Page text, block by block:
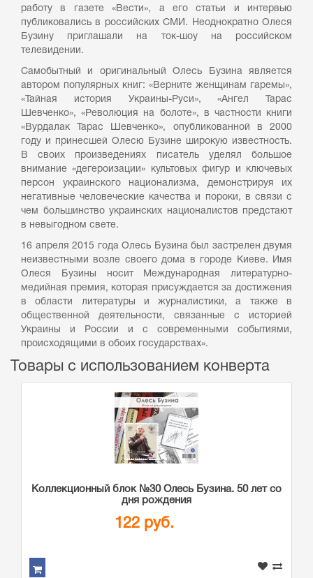
работу в газете «Вести», а его статьи и интервью
публиковались в российских СМИ. Неоднократно Олеся
Бузину приглашали на ток-шоу на российском
телевидении.
Самобытный и оригинальный Олесь Бузина является
автором популярных книг: «Верните женщинам гаремы»,
«Тайная история Украины-Руси», «Ангел Тарас
Шевченко», «Революция на болоте», в частности книги
«Вурдалак Тарас Шевченко», опубликованной в 2000
году и принесшей Олесю Бузине широкую известность.
В своих произведениях писатель уделял большое
внимание «дегероизации» культовых фигур и ключевых
персон украинского национализма, демонстрируя их
негативные человеческие качества и пороки, в связи с
чем большинство украинских националистов предстают
в невыгодном свете.
16 апреля 2015 года Олесь Бузина был застрелен двумя
неизвестными возле своего дома в городе Киеве. Имя
Олеся Бузины носит Международная литературно-
медийная премия, которая присуждается за достижения
в области литературы и журналистики, а также в
общественной деятельности, связанные с историей
Украины и России и с современными событиями,
происходящими в обоих государствах».
Товары с использованием конверта
Коллекционный блок №30 Олесь Бузина. 50 лет со
дня рождения
122 руб.